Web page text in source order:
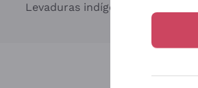
Levaduras indígenas